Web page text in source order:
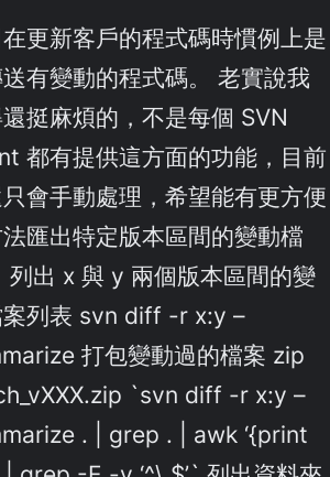
更新客戶的程式碼時慣例上是
有變動的程式碼。 老實說我
挺麻煩的，不是每個 SVN
都有提供這方面的功能，目前
會手動處理，希望能有更方便
匯出特定版本區間的變動檔
列出 x 與 y 兩個版本區間的變
案列表 svn diff -r x:y –
打包變動過的檔案 zip
`svn diff -r x:y –
. | grep . | awk ‘{print